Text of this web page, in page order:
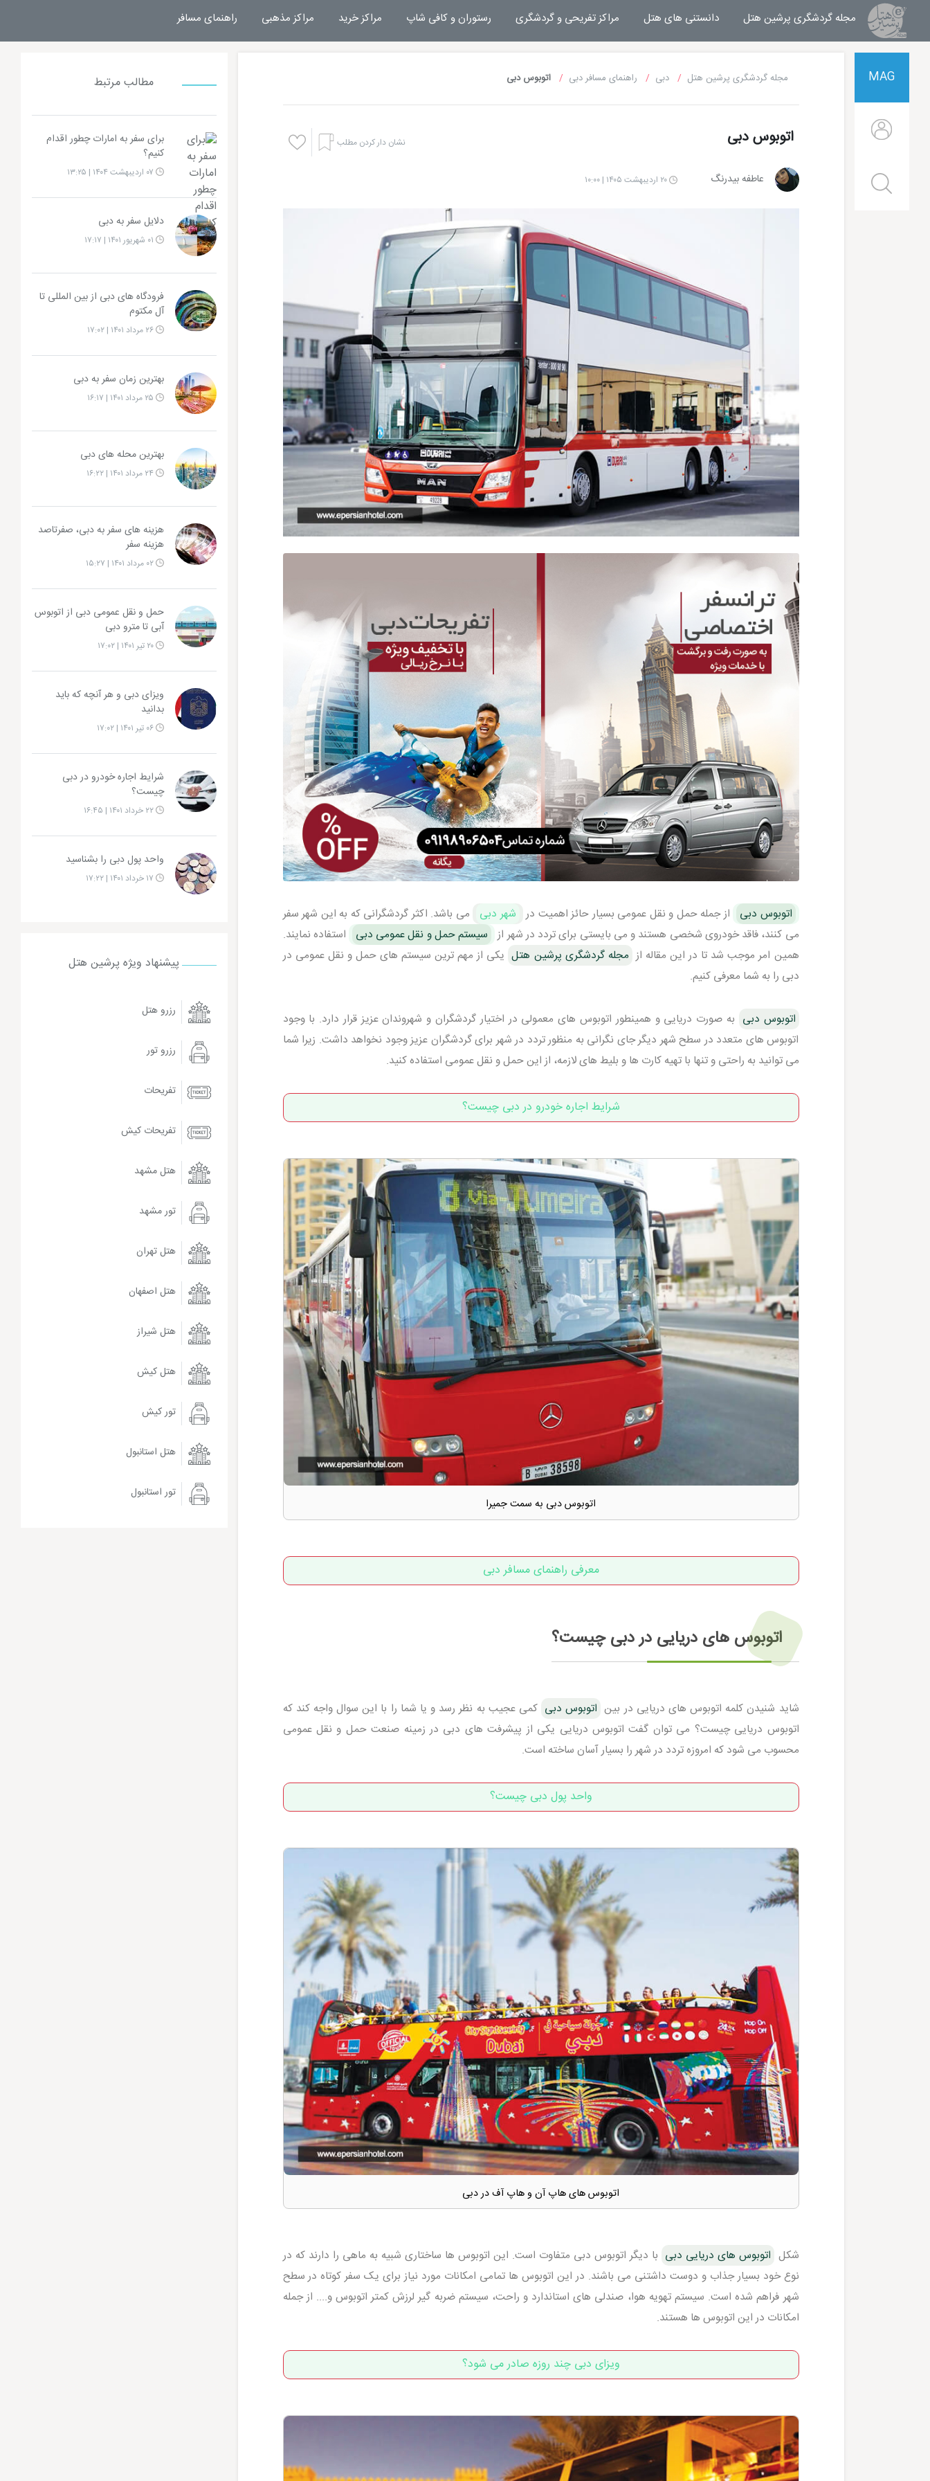
مجله گردشگری پرشین هتل مجله خبری پرشین هتل
دانستنی های هتل مراکز تفریحی و گردشگری رستوران و کافی شاپ مراکز خرید مراکز مذهبی راهنمای مسافر
MAG مجله گردشگری پرشین هتل دبی راهنمای مسافر دبی اتوبوس دبی
اتوبوس دبی نشان دار کردن مطلب
عاطفه بیدرنگ ۲۰ اردیبهشت ۱۴۰۵ | ۱۰:۰۰
اتوبوس دبی از جمله حمل و نقل عمومی بسیار حائز اهمیت در شهر دبی
می باشد. اکثر گردشگرانی که به این شهر سفر
می کنند، فاقد خودروی شخصی هستند و می بایستی برای تردد در شهر از سیستم حمل و نقل عمومی دبی
استفاده نمایند.
همین امر موجب شد تا در این مقاله از مجله گردشگری پرشین هتل یکی از مهم ترین سیستم های حمل و نقل عمومی در
دبی را به شما معرفی کنیم.
اتوبوس دبی به صورت دریایی و همینطور اتوبوس های معمولی در اختیار گردشگران و شهروندان عزیز قرار دارد. با وجود
اتوبوس های متعدد در سطح شهر دیگر جای نگرانی به منظور تردد در شهر برای گردشگران عزیز وجود نخواهد داشت. زیرا شما
می توانید به راحتی و تنها با تهیه کارت ها و بلیط های لازمه، از این حمل و نقل عمومی استفاده کنید.
شرایط اجاره خودرو در دبی چیست؟
اتوبوس دبی به سمت جمیرا
معرفی راهنمای مسافر دبی
اتوبوس های دریایی در دبی چیست؟
شاید شنیدن کلمه اتوبوس های دریایی در بین اتوبوس دبی کمی عجیب به نظر رسد و یا شما را با این سوال واجه کند که
اتوبوس دریایی چیست؟ می توان گفت اتوبوس دریایی یکی از پیشرفت های دبی در زمینه صنعت حمل و نقل عمومی
محسوب می شود که امروزه تردد در شهر را بسیار آسان ساخته است.
واحد پول دبی چیست؟
اتوبوس های هاپ آن و هاپ آف در دبی
شکل اتوبوس های دریایی دبی با دیگر اتوبوس دبی متفاوت است. این اتوبوس ها ساختاری شبیه به ماهی را دارند که در
نوع خود بسیار جذاب و دوست داشتنی می باشند. در این اتوبوس ها تمامی امکانات مورد نیاز برای یک سفر کوتاه در سطح
شهر فراهم شده است. سیستم تهویه هوا، صندلی های استاندارد و راحت، سیستم ضربه گیر لرزش کمتر اتوبوس و.... از جمله
امکانات در این اتوبوس ها هستند.
ویزای دبی چند روزه صادر می شود؟
مطالب مرتبط
برای سفر به امارات چطور اقدام
کنیم؟
دلایل سفر به دبی
فرودگاه های دبی از بین المللی تا
آل مکتوم
۲۶ مرداد ۱۴۰۱ | ۱۷:۰۲
بهترین زمان سفر به دبی
بهترین محله های دبی
هزینه های سفر به دبی، صفرتاصد
هزینه سفر
۰۲ مرداد ۱۴۰۱ | ۱۵:۲۷
حمل و نقل عمومی دبی از اتوبوس
آبی تا مترو دبی
۲۰ تیر ۱۴۰۱ | ۱۷:۰۲
ویزای دبی و هر آنچه که باید
بدانید
۰۶ تیر ۱۴۰۱ | ۱۷:۰۲
شرایط اجاره خودرو در دبی
چیست؟
۲۲ خرداد ۱۴۰۱ | ۱۶:۴۵
واحد پول دبی را بشناسید
پیشنهاد ویژه پرشین هتل
رزرو هتل
رزرو تور
تفریحات
تفریحات کیش
هتل مشهد
تور مشهد
هتل تهران
هتل اصفهان
هتل شیراز
هتل کیش
تور کیش
هتل استانبول
تور استانبول